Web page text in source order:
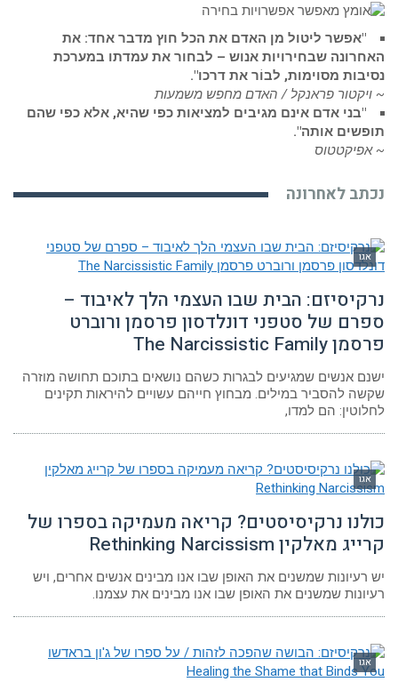
"אפשר ליטול מן האדם את הכל חוץ מדבר אחד: את
האחרונה שבחירויות אנוש – לבחור את עמדתו במערכת
נסיבות מסוימות, לבוֹר את דרכו".
~ ויקטור פראנקל / האדם מחפש משמעות
"בני אדם אינם מגיבים למציאות כפי שהיא, אלא כפי שהם
תופשים אותה".
~ אפיקטטוס
נכתב לאחרונה
אגו
נרקיסיזם: הבית שבו העצמי הלך לאיבוד –
ספרם של סטפני דונלדסון פרסמן ורוברט
פרסמן The Narcissistic Family
ישנם אנשים שמגיעים לבגרות כשהם נושאים בתוכם תחושה מוזרה
שקשה להסביר במילים. מבחוץ חייהם עשויים להיראות תקינים
לחלוטין: הם למדו,
אגו
כולנו נרקיסיסטים? קריאה מעמיקה בספרו של
קרייג מאלקין Rethinking Narcissism
יש רעיונות שמשנים את האופן שבו אנו מבינים אנשים אחרים, ויש
רעיונות שמשנים את האופן שבו אנו מבינים את עצמנו.
אגו